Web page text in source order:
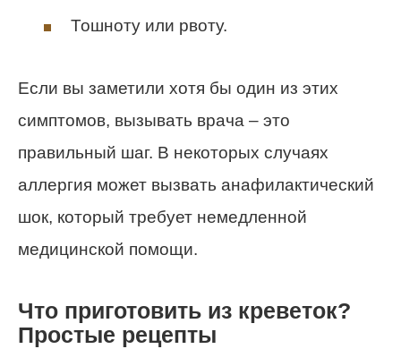
Тошноту или рвоту.
Если вы заметили хотя бы один из этих
симптомов, вызывать врача – это
правильный шаг. В некоторых случаях
аллергия может вызвать анафилактический
шок, который требует немедленной
медицинской помощи.
Что приготовить из креветок?
Простые рецепты